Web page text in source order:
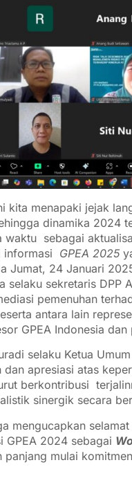
kita menapaki jejak
dinamika 2024
sebagai
informasi GPEA 2025
Jumat, 24 Januari
sekretaris DPP
pemenuhan
antara lain
GPEA Indonesia
selaku Ketua
apresiasi atas
berkontribusi
sinergik secara
mengucapkan
GPEA 2024 sebagai
mulai